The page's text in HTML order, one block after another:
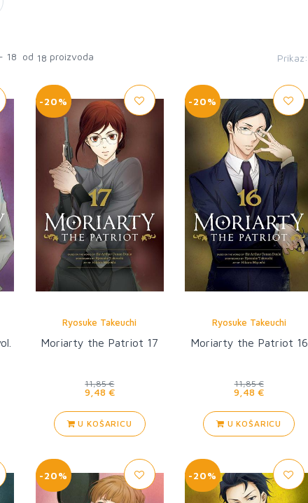
18 od 18 proizvoda Prikaz:
-20%
Ryosuke Takeuchi
Moriarty the Patriot 17
11,85 €
9,48 €
U KOŠARICU
-20%
Ryosuke Takeuchi
Moriarty the Patriot 16
11,85 €
9,48 €
U KOŠARICU
-20% -20%